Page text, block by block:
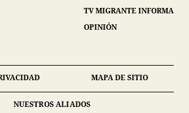
TV MIGRANTE INFORMA
OPINIÓN
MAPA DE SITIO
NUESTROS ALIADOS